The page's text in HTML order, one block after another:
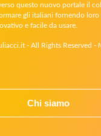
questo nuovo portale il
gli italiani fornendo loro
e facile da usare.
- All Rights Reserved -
Chi siamo